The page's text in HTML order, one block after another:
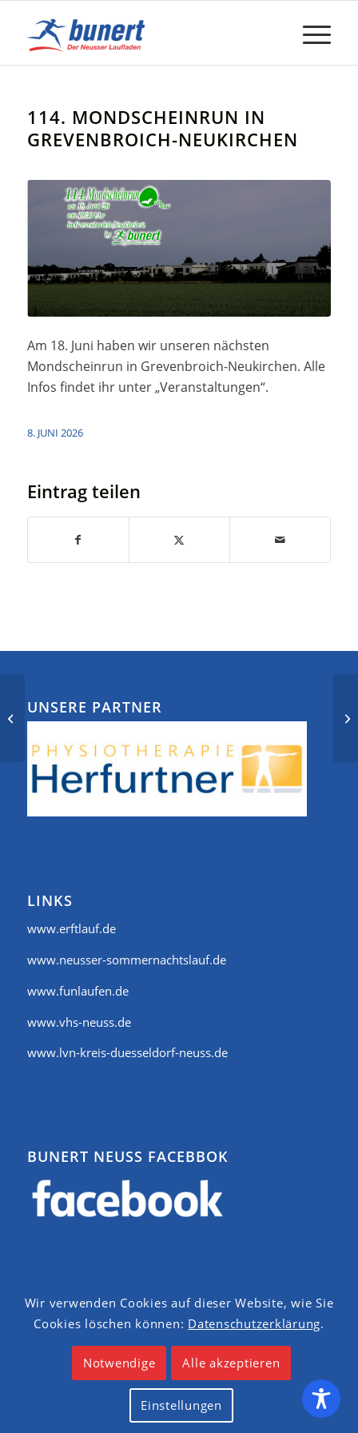
114. MONDSCHEINRUN IN
GREVENBROICH-NEUKIRCHEN
Am 18. Juni haben wir unseren nächsten
Mondscheinrun in Grevenbroich-Neukirchen. Alle
Infos findet ihr unter „Veranstaltungen“.
8. JUNI 2026
Eintrag teilen
UNSERE PARTNER
LINKS
www.erftlauf.de
www.neusser-sommernachtslauf.de
www.funlaufen.de
www.vhs-neuss.de
www.lvn-kreis-duesseldorf-neuss.de
BUNERT NEUSS FACEBBOK
Datenschutzerklärung
Impressum
Alle Jahre wieder –
Mondscheinrun
Wir verwenden Cookies auf dieser Website, wie Sie
Cookies löschen können: Datenschutzerklärung.
Notwendige Alle akzeptieren
Einstellungen